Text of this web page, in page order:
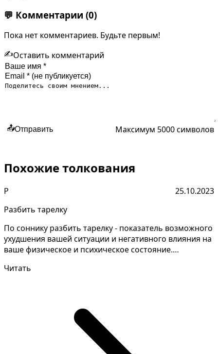
💬 Комментарии (0)
Пока нет комментариев. Будьте первым!
✍️Оставить комментарий
📤Отправить Максимум 5000 символов
Похожие толкования
Р
25.10.2023
Разбить тарелку
По соннику разбить тарелку - показатель возможного
ухудшения вашей ситуации и негативного влияния на
ваше физическое и психическое состояние.
Читать